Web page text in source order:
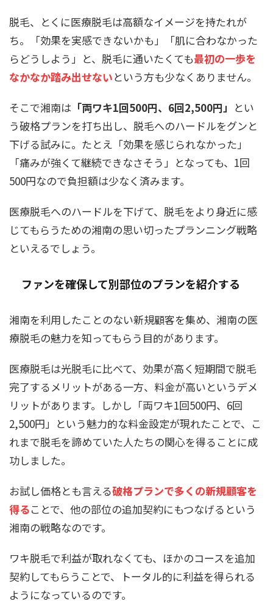
脱毛、とくに医療脱毛は高額なイメージを持たれが
ち。「効果を実感できないかも」「肌に合わなかった
らどうしよう」と、脱毛に通いたくても最初の一歩を
なかなか踏み出せないという方も少なくありません。
そこで湘南は 「両ワキ1回500円、6回2,500円」 とい
う破格プランを打ち出し、脱毛へのハードルをグンと
下げる試みに。たとえ「効果を感じられなかった」
「痛みが強くて継続できなさそう」となっても、1回
500円なので負担額は少なく済みます。
医療脱毛へのハードルを下げて、脱毛をより身近に感
じてもらうための湘南の思い切ったプランニング戦略
といえるでしょう。
ファンを確保して別部位のプランを紹介する
湘南を利用したことのない新規顧客を集め、湘南の医
療脱毛の魅力を知ってもらう目的があります。
医療脱毛は光脱毛に比べて、効果が高く短期間で脱毛
完了するメリットがある一方、料金が高いというデメ
リットがあります。しかし「両ワキ1回500円、6回
2,500円」という魅力的な料金設定が現れたことで、こ
れまで脱毛を諦めていた人たちの関心を得ることに成
功しました。
お試し価格とも言える破格プランで多くの新規顧客を
得ることで、他の部位の追加契約にもつなげるという
湘南の戦略なのです。
ワキ脱毛で利益が取れなくても、ほかのコースを追加
契約してもらうことで、トータル的に利益を得られる
ようになっているのです。